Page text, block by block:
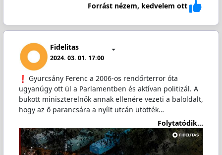
Forrást nézem, kedvelem ott
Fidelitas
2024. 03. 01. 17:00
️ Gyurcsány Ferenc a 2006-os rendőrterror óta
ugyanúgy ott ül a Parlamentben és aktívan politizál. A
bukott miniszterelnök annak ellenére vezeti a baloldalt,
hogy az ő parancsára a nyílt utcán ütötték…
Folytatódik...